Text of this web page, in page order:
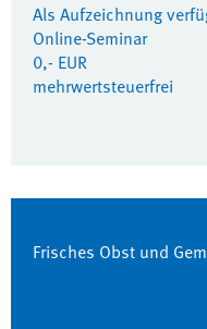
Als Aufzeichnung
Online-Seminar
0,- EUR
mehrwertsteuerfrei
Frisches Obst und